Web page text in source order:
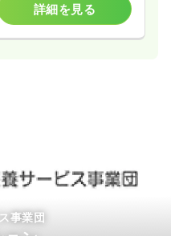
詳細を見る
事業団